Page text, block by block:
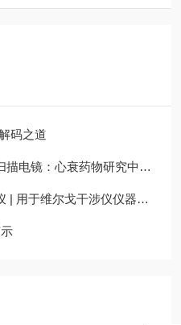
码之道
药物研究中的“微观之眼”推动治疗
戈干涉仪仪器挡板的粗糙度表征